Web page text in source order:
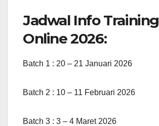
Jadwal Info Training
Online 2026:
Batch 1 : 20 – 21 Januari 2026
Batch 2 : 10 – 11 Februari 2026
Batch 3 : 3 – 4 Maret 2026